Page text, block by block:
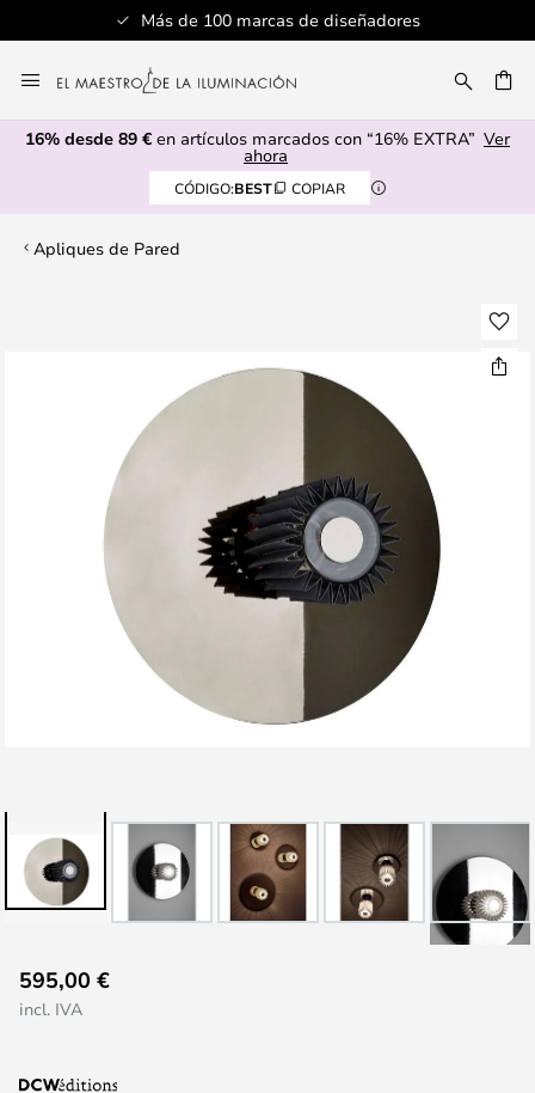
Más de 100 marcas de diseñadores
al
contenido
16% desde 89 € en artículos marcados con “16% EXTRA” Ver
ahora
CÓDIGO:BEST COPIAR
Apliques de Pared
comienzo
la
595,00 €
incl. IVA